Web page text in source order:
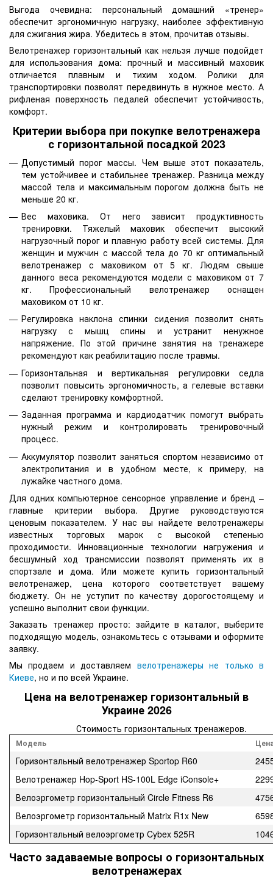
Выгода очевидна: персональный домашний «тренер»
обеспечит эргономичную нагрузку, наиболее эффективную
для сжигания жира. Убедитесь в этом, прочитав отзывы.
Велотренажер горизонтальный как нельзя лучше подойдет
для использования дома: прочный и массивный маховик
отличается плавным и тихим ходом. Ролики для
транспортировки позволят передвинуть в нужное место. А
рифленая поверхность педалей обеспечит устойчивость,
комфорт.
Критерии выбора при покупке велотренажера
с горизонтальной посадкой 2023
Допустимый порог массы. Чем выше этот показатель,
тем устойчивее и стабильнее тренажер. Разница между
массой тела и максимальным порогом должна быть не
меньше 20 кг.
Вес маховика. От него зависит продуктивность
тренировки. Тяжелый маховик обеспечит высокий
нагрузочный порог и плавную работу всей системы. Для
женщин и мужчин с массой тела до 70 кг оптимальный
велотренажер с маховиком от 5 кг. Людям свыше
данного веса рекомендуются модели с маховиком от 7
кг. Профессиональный велотренажер оснащен
маховиком от 10 кг.
Регулировка наклона спинки сидения позволит снять
нагрузку с мышц спины и устранит ненужное
напряжение. По этой причине занятия на тренажере
рекомендуют как реабилитацию после травмы.
Горизонтальная и вертикальная регулировки седла
позволит повысить эргономичность, а гелевые вставки
сделают тренировку комфортной.
Заданная программа и кардиодатчик помогут выбрать
нужный режим и контролировать тренировочный
процесс.
Аккумулятор позволит заняться спортом независимо от
электропитания и в удобном месте, к примеру, на
лужайке частного дома.
Для одних компьютерное сенсорное управление и бренд –
главные критерии выбора. Другие руководствуются
ценовым показателем. У нас вы найдете велотренажеры
известных торговых марок с высокой степенью
проходимости. Инновационные технологии нагружения и
бесшумный ход трансмиссии позволят применять их в
спортзале и дома. Или можете купить горизонтальный
велотренажер, цена которого соответствует вашему
бюджету. Он не уступит по качеству дорогостоящему и
успешно выполнит свои функции.
Заказать тренажер просто: зайдите в каталог, выберите
подходящую модель, ознакомьтесь с отзывами и оформите
заявку.
Мы продаем и доставляем велотренажеры не только в
Киеве, но и по всей Украине.
Цена на велотренажер горизонтальный в
Украине 2026
Стоимость горизонтальных тренажеров.
Модель
Горизонтальный велотренажер Sportop R60
Велотренажер Hop-Sport HS-100L Edge iConsole+
Велоэргометр горизонтальный Circle Fitness R6
Велоэргометр горизонтальный Matrix R1x New
Горизонтальный велоэргометр Cybex 525R
Часто задаваемые вопросы о горизонтальных
велотренажерах